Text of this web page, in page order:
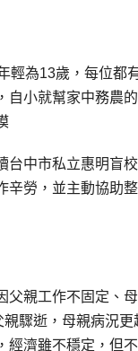
輕為13歲，每位都
小就幫家中務農
中市私立惠明盲
勞，並主動協助
親工作不固定、
驟逝，母親病況
濟雖不穩定，但